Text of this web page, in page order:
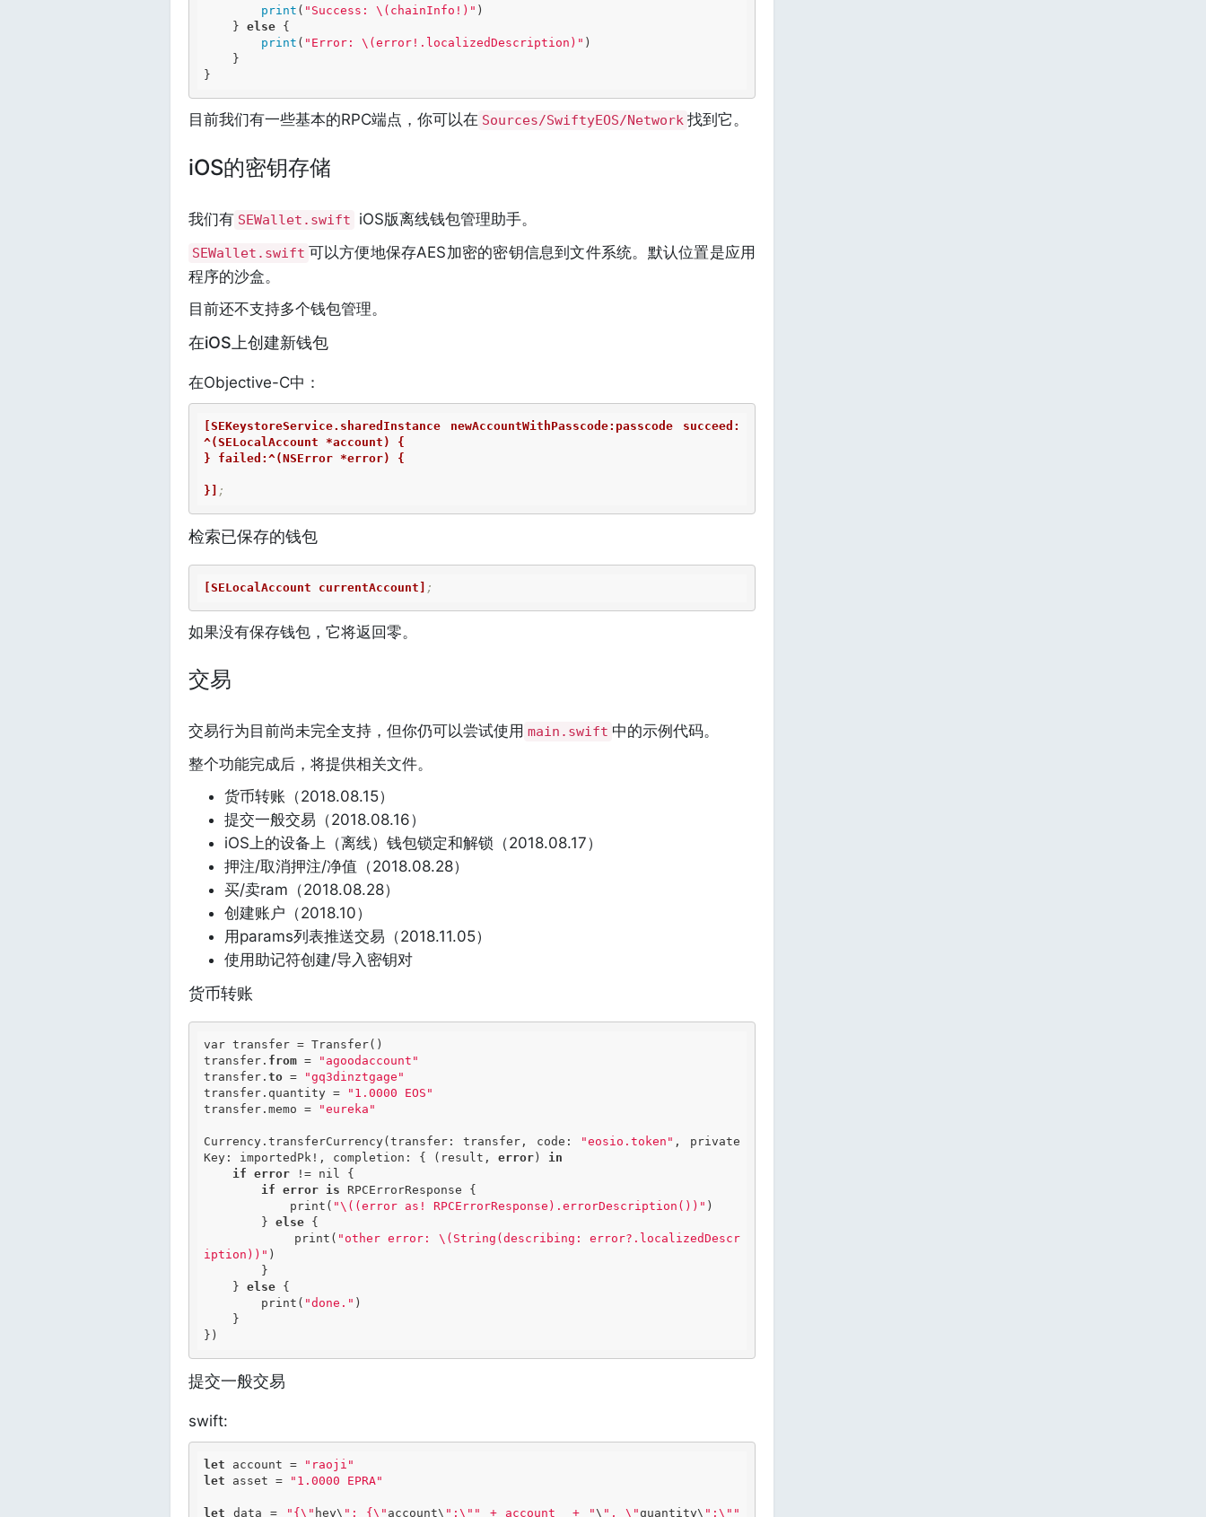
print ( "Success: \(chainInfo!)" )
    }
else {
print ( "Error: \(error!.localizedDescription)" )
目前我们有一些基本的RPC端点，你可以在 Sources/SwiftyEOS/Network 找到它。
iOS的密钥存储
我们有 SEWallet.swift iOS版离线钱包管理助手。
SEWallet.swift 可以方便地保存AES加密的密钥信息到文件系统。默认位置是应用
程序的沙盒。
目前还不支持多个钱包管理。
在iOS上创建新钱包
在Objective-C中：
[SEKeystoreService.sharedInstance newAccountWithPasscode:passcode succeed:
^(SELocalAccount *account) {
} failed:^(NSError *error) {
}] ;
检索已保存的钱包
[SELocalAccount currentAccount] ;
如果没有保存钱包，它将返回零。
交易
交易行为目前尚未完全支持，但你仍可以尝试使用 main.swift 中的示例代码。
整个功能完成后，将提供相关文件。
货币转账（2018.08.15）
提交一般交易（2018.08.16）
iOS上的设备上（离线）钱包锁定和解锁（2018.08.17）
押注/取消押注/净值（2018.08.28）
买/卖ram（2018.08.28）
创建账户（2018.10）
用params列表推送交易（2018.11.05）
使用助记符创建/导入密钥对
货币转账
var transfer = Transfer()
transfer. from =
"agoodaccount"
transfer. to =
"gq3dinztgage"
transfer.quantity =
"1.0000 EOS"
transfer.memo =
"eureka"
Currency.transferCurrency(transfer: transfer, code: "eosio.token" , private
Key: importedPk!, completion: { ( result , error) in
if error != nil {
if error is RPCErrorResponse {
            print(
"\((error as! RPCErrorResponse).errorDescription())" )
        }
else {
            print(
"other error: \(String(describing: error?.localizedDescr
iption))" )
    }
else {
        print(
"done." )
提交一般交易
swift:
let account =
"raoji"
let asset = "1.0000 EPRA"
let data = "{\" hey\ ": {\" account\ ":\"" + account  + "\ ", \" quantity\ ":\""